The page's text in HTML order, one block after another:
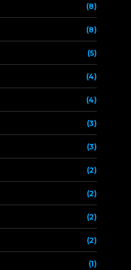
(8)
(8)
(5)
(4)
(4)
(3)
(3)
(2)
(2)
(2)
(2)
(1)